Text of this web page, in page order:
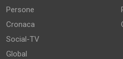
Persone
Cronaca
Social-TV
Global